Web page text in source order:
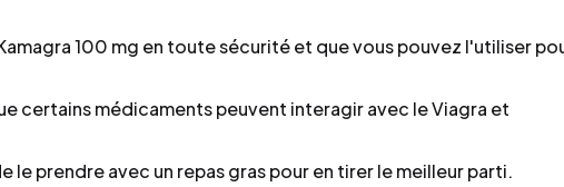
100 mg en toute sécurité et que vous pouvez l'utiliser
certains médicaments peuvent interagir avec le Viagra et
le prendre avec un repas gras pour en tirer le meilleur parti.